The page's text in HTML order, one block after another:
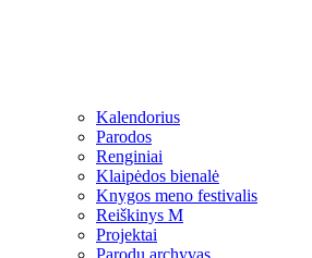
Kalendorius
Parodos
Renginiai
Klaipėdos bienalė
Knygos meno festivalis
Reiškinys M
Projektai